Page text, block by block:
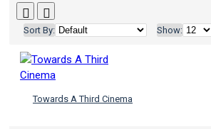
Sort By: Show:
Towards A Third Cinema